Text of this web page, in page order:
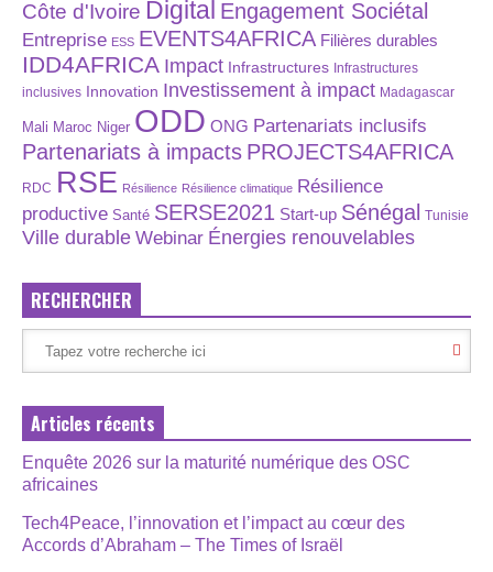
Côte d'Ivoire Digital Engagement Sociétal
Entreprise ESS EVENTS4AFRICA Filières durables
IDD4AFRICA Impact Infrastructures Infrastructures
inclusives Innovation Investissement à impact Madagascar
Mali Maroc Niger ODD ONG Partenariats inclusifs
Partenariats à impacts PROJECTS4AFRICA
RDC RSE Résilience Résilience climatique Résilience
productive Santé SERSE2021 Start-up Sénégal Tunisie
Ville durable Webinar Énergies renouvelables
RECHERCHER
Articles récents
Enquête 2026 sur la maturité numérique des OSC
africaines
Tech4Peace, l’innovation et l’impact au cœur des
Accords d’Abraham – The Times of Israël